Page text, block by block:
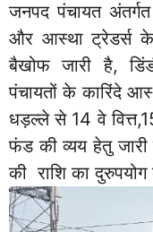
जनपद पंचायत
और आस्था ट्रेडर्स के
बैखोफ जारी है,
पंचायतों के कारिंदे
धड़ल्ले से 14 वे
फंड की व्यय हेतु जारी
की राशि का